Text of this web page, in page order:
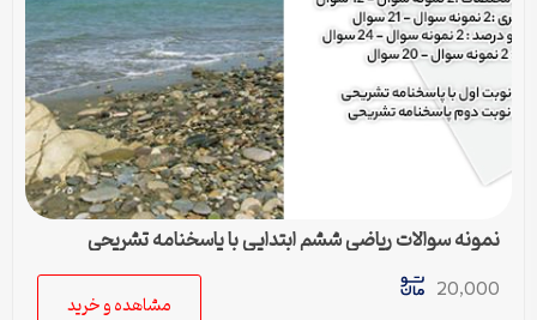
نمونه سوالات ریاضی ششم ابتدایی با پاسخنامه تشریحی
20,000
مشاهده و خرید